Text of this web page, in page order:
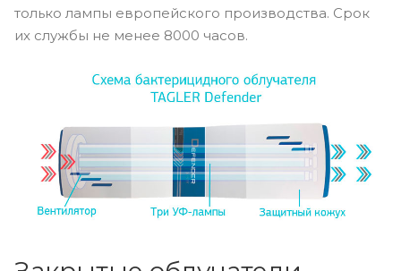
только лампы европейского производства. Срок
их службы не менее 8000 часов.